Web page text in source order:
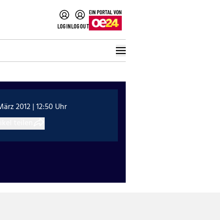
LOGINLOGOUT
2012 | 12:50 Uhr